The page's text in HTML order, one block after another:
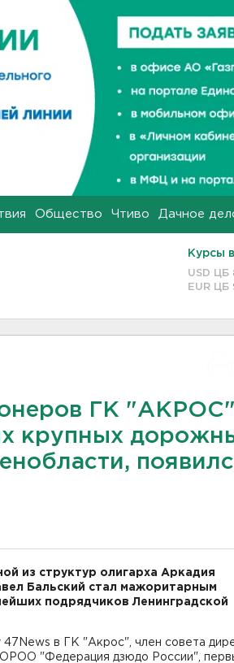
Общество Чтиво Дачное
Курсы
USD ЦБ
EUR ЦБ
ГК
крупных
из структур олигарха Аркадия
Бальский стал мажоритарным
подрядчиков Ленинградской
в ГК "Акрос", член совета
"Федерация дзюдо России",